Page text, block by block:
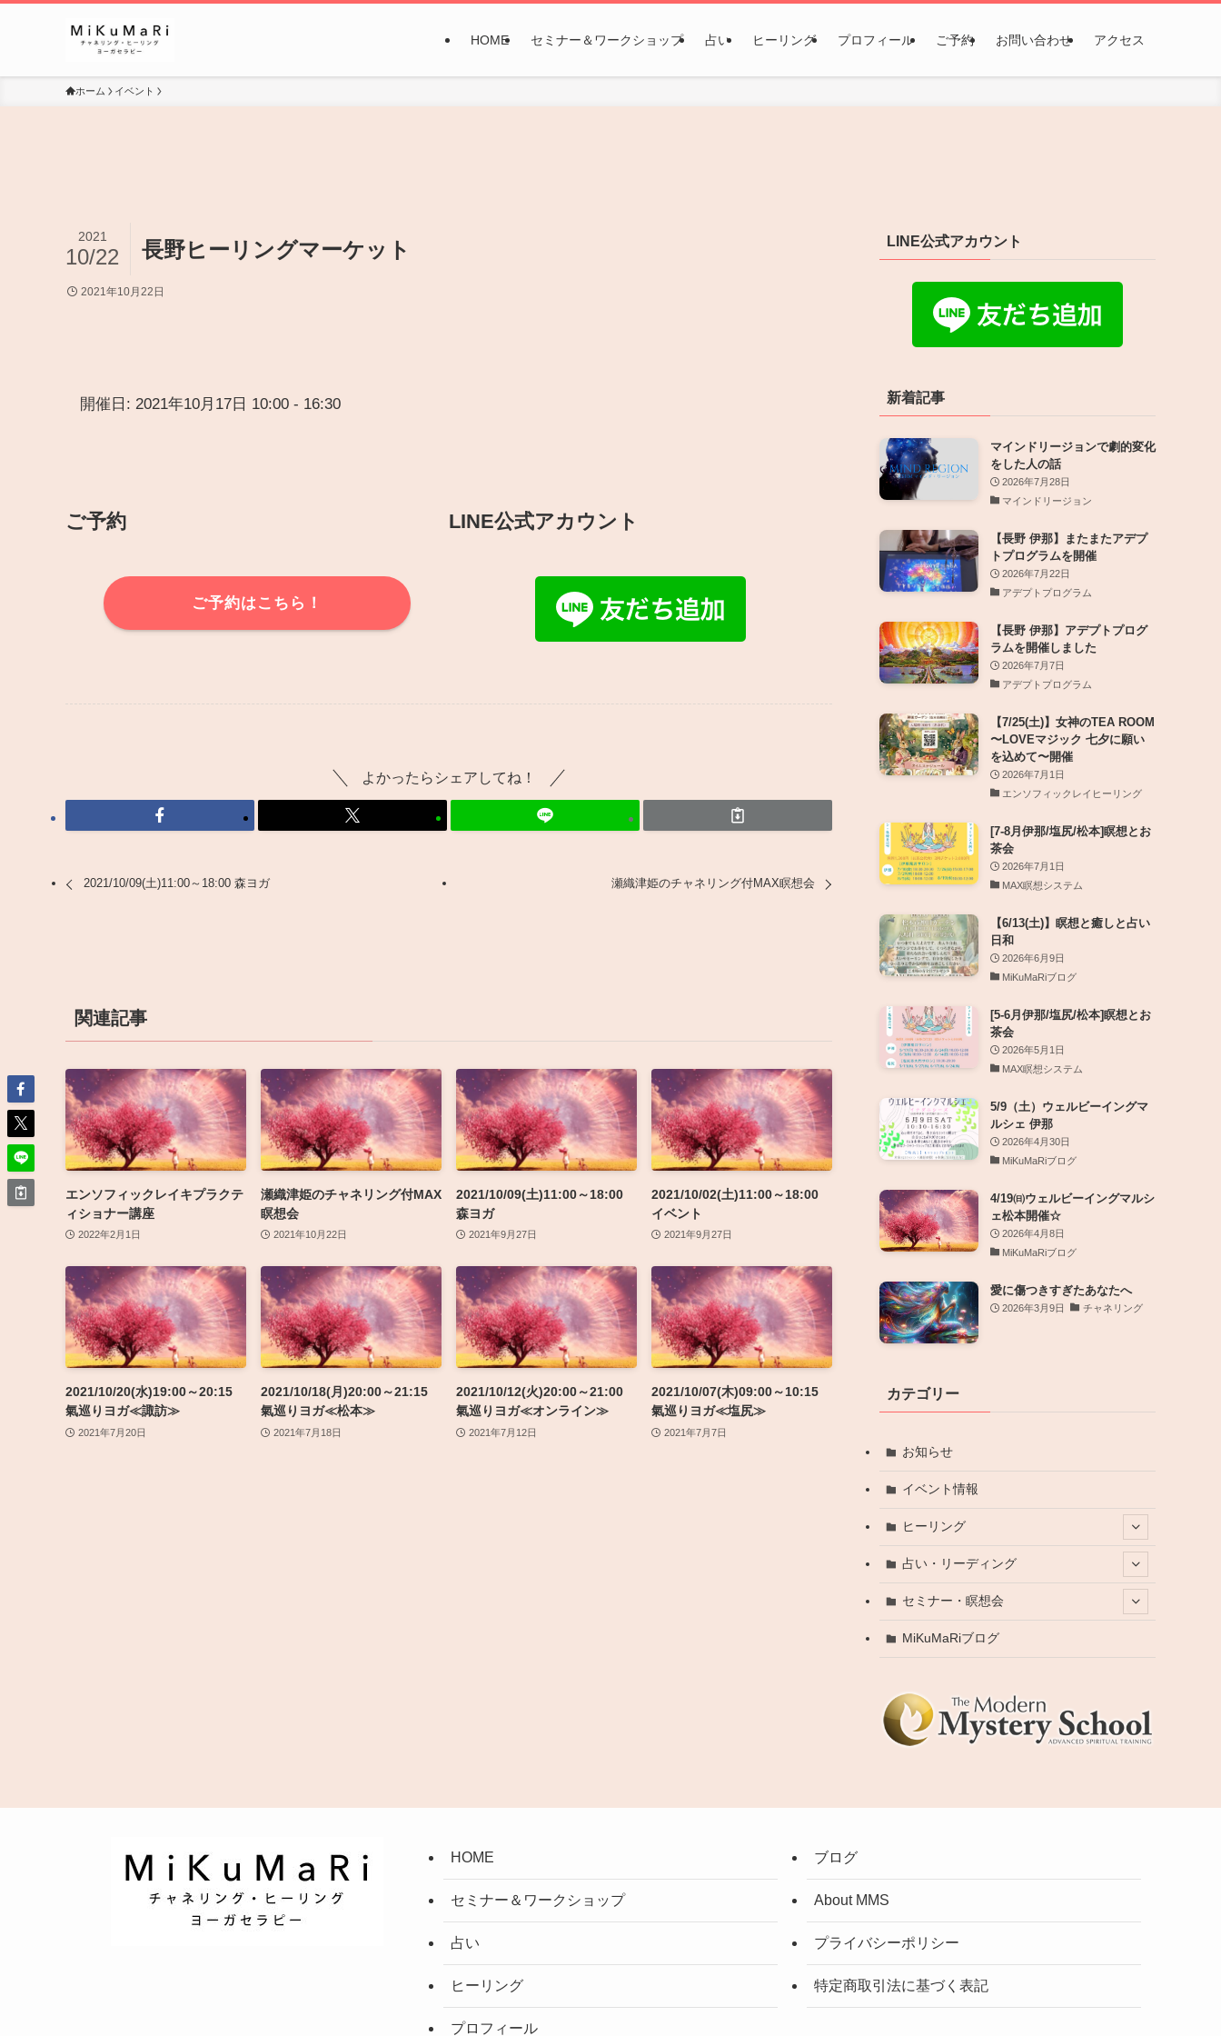
HOME セミナー＆ワークショップ 占い ヒーリング プロフィール ご予約 お問い合わせ アクセス
ホーム イベント
長野ヒーリングマーケット
2021
10/22
2021年10月22日
開催日: 2021年10月17日 10:00 - 16:30
ご予約
ご予約はこちら！
LINE公式アカウント
よかったらシェアしてね！
2021/10/09(土)11:00～18:00 森ヨガ 瀬織津姫のチャネリング付MAX瞑想会
関連記事
エンソフィックレイキプラクテ
ィショナー講座
2022年2月1日
瀬織津姫のチャネリング付MAX
瞑想会
2021年10月22日
2021/10/09(土)11:00～18:00
森ヨガ
2021年9月27日
2021/10/02(土)11:00～18:00
イベント
2021年9月27日
2021/10/20(水)19:00～20:15
氣巡りヨガ≪諏訪≫
2021年7月20日
2021/10/18(月)20:00～21:15
氣巡りヨガ≪松本≫
2021年7月18日
2021/10/12(火)20:00～21:00
氣巡りヨガ≪オンライン≫
2021年7月12日
2021/10/07(木)09:00～10:15
氣巡りヨガ≪塩尻≫
2021年7月7日
LINE公式アカウント
新着記事
マインドリージョンで劇的変化
をした人の話
2026年7月28日
マインドリージョン
【長野 伊那】またまたアデプ
トプログラムを開催
2026年7月22日
アデプトプログラム
【長野 伊那】アデプトプログ
ラムを開催しました
2026年7月7日
アデプトプログラム
【7/25(土)】女神のTEA ROOM
〜LOVEマジック 七夕に願い
を込めて〜開催
2026年7月1日
エンソフィックレイヒーリング
[7-8月伊那/塩尻/松本]瞑想とお
茶会
2026年7月1日
MAX瞑想システム
【6/13(土)】瞑想と癒しと占い
日和
2026年6月9日
MiKuMaRiブログ
[5-6月伊那/塩尻/松本]瞑想とお
茶会
2026年5月1日
MAX瞑想システム
5/9（土）ウェルビーイングマ
ルシェ 伊那
2026年4月30日
MiKuMaRiブログ
4/19㈰ウェルビーイングマルシ
ェ松本開催☆
2026年4月8日
MiKuMaRiブログ
愛に傷つきすぎたあなたへ
2026年3月9日 チャネリング
カテゴリー
お知らせ
イベント情報
ヒーリング
占い・リーディング
セミナー・瞑想会
MiKuMaRiブログ
HOME
セミナー＆ワークショップ
占い
ヒーリング
プロフィール
ブログ
About MMS
プライバシーポリシー
特定商取引法に基づく表記